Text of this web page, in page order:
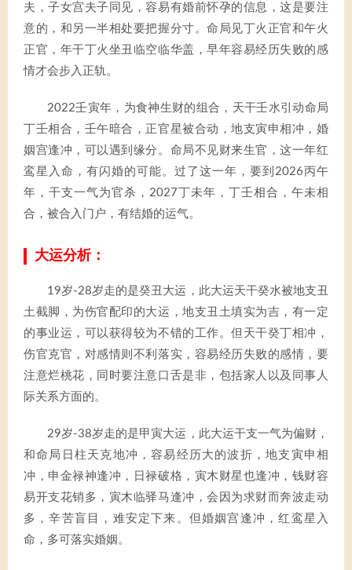
夫，子女宫夫子同见，容易有婚前怀孕的信息，这是要注
意的，和另一半相处要把握分寸。命局见丁火正官和午火
正官，年干丁火坐丑临空临华盖，早年容易经历失败的感
情才会步入正轨。
2022壬寅年，为食神生财的组合，天干壬水引动命局
丁壬相合，壬午暗合，正官星被合动，地支寅申相冲，婚
姻宫逢冲，可以遇到缘分。命局不见财来生官，这一年红
鸾星入命，有闪婚的可能。过了这一年，要到2026丙午
年，干支一气为官杀，2027丁未年，丁壬相合，午未相
合，被合入门户，有结婚的运气。
大运分析：
19岁-28岁走的是癸丑大运，此大运天干癸水被地支丑
土截脚，为伤官配印的大运，地支丑土填实为吉，有一定
的事业运，可以获得较为不错的工作。但天干癸丁相冲，
伤官克官，对感情则不利落实，容易经历失败的感情，要
注意烂桃花，同时要注意口舌是非，包括家人以及同事人
际关系方面的。
29岁-38岁走的是甲寅大运，此大运干支一气为偏财，
和命局日柱天克地冲，容易经历大的波折，地支寅申相
冲，申金禄神逢冲，日禄破格，寅木财星也逢冲，钱财容
易开支花销多，寅木临驿马逢冲，会因为求财而奔波走动
多，辛苦盲目，难安定下来。但婚姻宫逢冲，红鸾星入
命，多可落实婚姻。